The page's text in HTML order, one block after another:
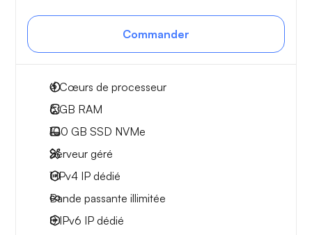
Commander
4Cœurs de processeur
6 GB RAM
100 GB SSD NVMe
Serveur géré
1 IPv4 IP dédié
Bande passante illimitée
8 IPv6 IP dédié